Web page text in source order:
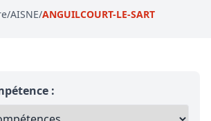
/AISNE/ANGUILCOURT-LE-SART
: